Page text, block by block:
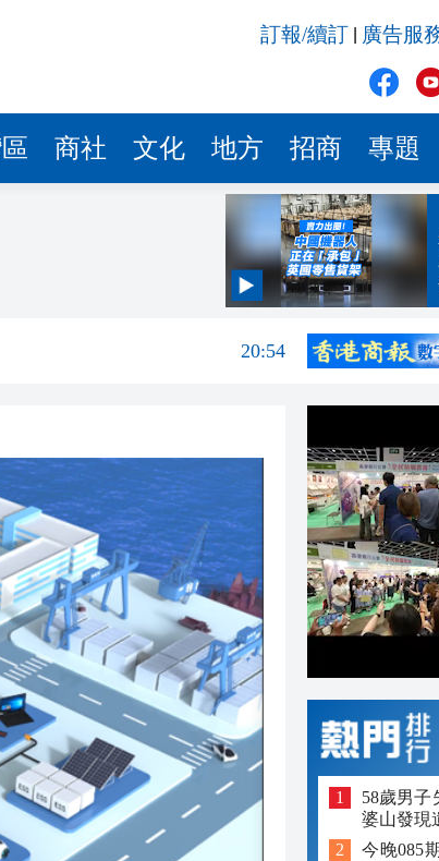
訂報/續訂 廣告服
商社 文化 地方 招商 專題
21:01
20:54
20:23
19:44
19:38
19:25
58歲男子
婆山發現
今晚085